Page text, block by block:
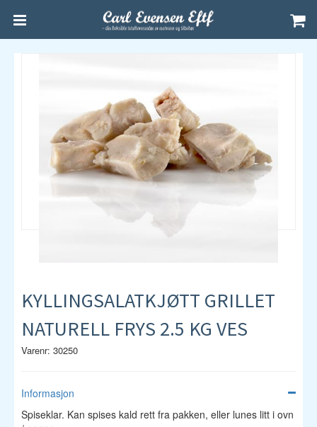
KYLLINGSALATKJØTT GRILLET
NATURELL FRYS 2.5 KG VES
Varenr: 30250
Informasjon
Spiseklar. Kan spises kald rett fra pakken, eller lunes litt i ovn